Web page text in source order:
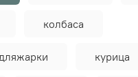
колбаса
курица